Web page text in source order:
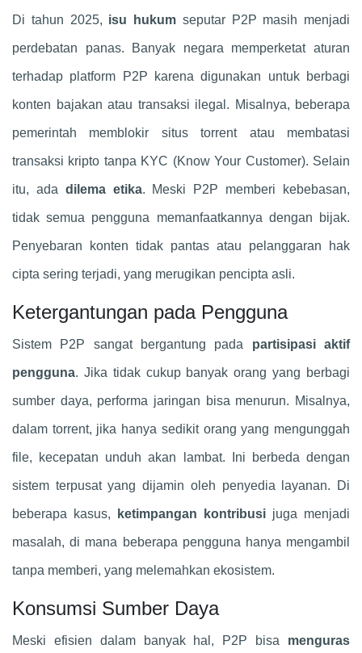
Di tahun 2025, isu hukum seputar P2P masih menjadi
perdebatan panas. Banyak negara memperketat aturan
terhadap platform P2P karena digunakan untuk berbagi
konten bajakan atau transaksi ilegal. Misalnya, beberapa
pemerintah memblokir situs torrent atau membatasi
transaksi kripto tanpa KYC (Know Your Customer). Selain
itu, ada dilema etika. Meski P2P memberi kebebasan,
tidak semua pengguna memanfaatkannya dengan bijak.
Penyebaran konten tidak pantas atau pelanggaran hak
cipta sering terjadi, yang merugikan pencipta asli.
Ketergantungan pada Pengguna
Sistem P2P sangat bergantung pada partisipasi aktif
pengguna. Jika tidak cukup banyak orang yang berbagi
sumber daya, performa jaringan bisa menurun. Misalnya,
dalam torrent, jika hanya sedikit orang yang mengunggah
file, kecepatan unduh akan lambat. Ini berbeda dengan
sistem terpusat yang dijamin oleh penyedia layanan. Di
beberapa kasus, ketimpangan kontribusi juga menjadi
masalah, di mana beberapa pengguna hanya mengambil
tanpa memberi, yang melemahkan ekosistem.
Konsumsi Sumber Daya
Meski efisien dalam banyak hal, P2P bisa menguras